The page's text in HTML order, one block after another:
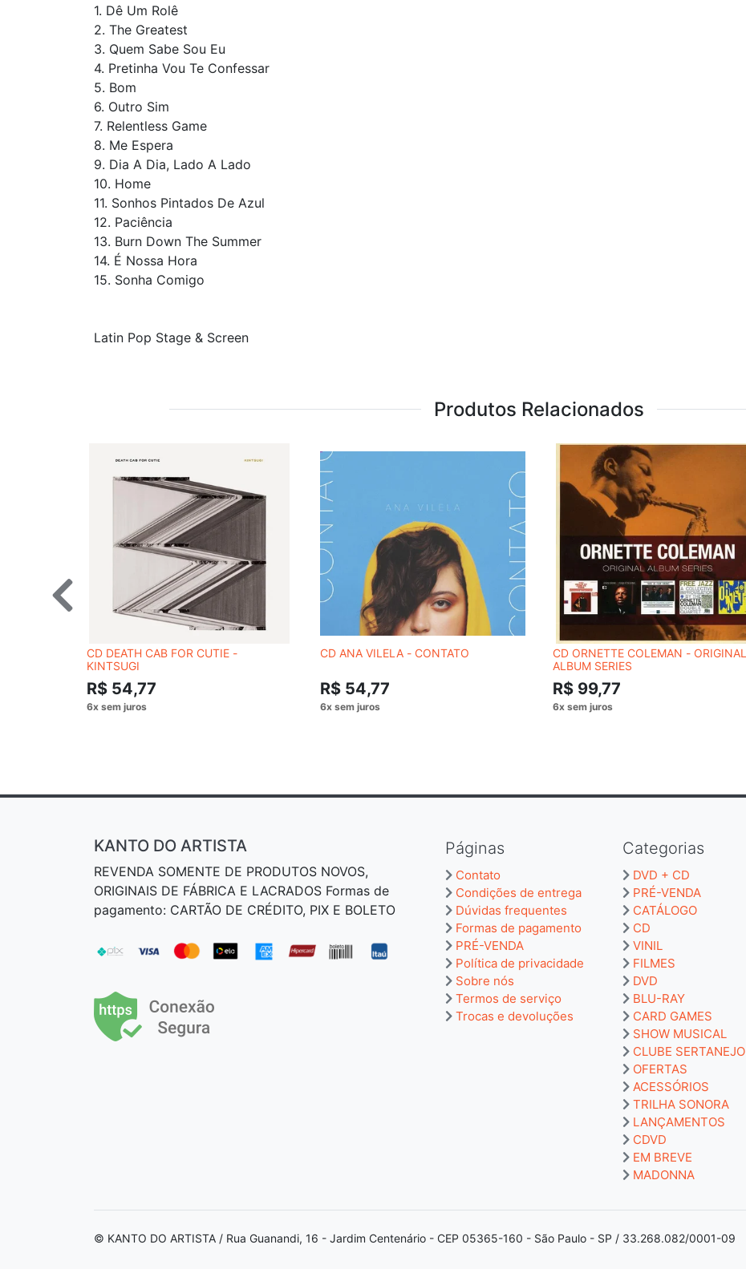
1. Dê Um Rolê
2. The Greatest
3. Quem Sabe Sou Eu
4. Pretinha Vou Te Confessar
5. Bom
6. Outro Sim
7. Relentless Game
8. Me Espera
9. Dia A Dia, Lado A Lado
10. Home
11. Sonhos Pintados De Azul
12. Paciência
13. Burn Down The Summer
14. É Nossa Hora
15. Sonha Comigo
Latin Pop Stage & Screen
Produtos Relacionados
CD DEATH CAB FOR CUTIE -
KINTSUGI
R$ 54,77
CD ANA VILELA - CONTATO
R$ 54,77
CD ORNETTE COLEMAN - ORIGINAL
ALBUM SERIES
R$ 99,77
Páginas
Contato
Condições de entrega
Dúvidas frequentes
Formas de pagamento
PRÉ-VENDA
Política de privacidade
Sobre nós
Termos de serviço
Trocas e devoluções
Categorias
DVD + CD
PRÉ-VENDA
CATÁLOGO
CD
VINIL
FILMES
DVD
BLU-RAY
CARD GAMES
SHOW MUSICAL
CLUBE SERTANEJO
OFERTAS
ACESSÓRIOS
TRILHA SONORA
LANÇAMENTOS
CDVD
EM BREVE
MADONNA
KANTO DO ARTISTA
REVENDA SOMENTE DE PRODUTOS NOVOS,
ORIGINAIS DE FÁBRICA E LACRADOS Formas de
pagamento: CARTÃO DE CRÉDITO, PIX E BOLETO
© KANTO DO ARTISTA / Rua Guanandi, 16 - Jardim Centenário - CEP 05365-160 - São Paulo - SP / 33.268.082/0001-09